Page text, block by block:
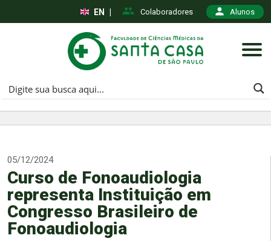
Colaboradores Alunos
EN
05/12/2024
Curso de Fonoaudiologia
representa Instituição em
Congresso Brasileiro de
Fonoaudiologia